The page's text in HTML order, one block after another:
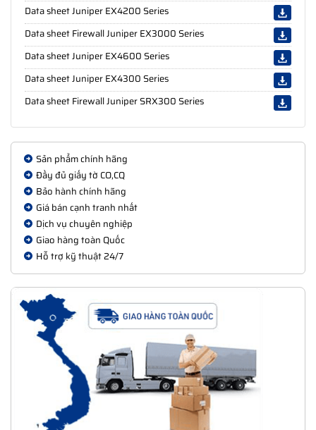
Max Operating
Temperature
149 °F
Humidity Range
Operating
0 - 95% (non-condensing)
Dimensions & Weight
Width
17.5 in
Depth
9.4 in
Height
Weight
Data sheet Juniper EX4200 Series
Data sheet Firewall Juniper EX3000 Series
Data sheet Juniper EX4600 Series
Data sheet Juniper EX4300 Series
Data sheet Firewall Juniper SRX300 Series
Sản phẩm chính hãng
Đầy đủ giấy tờ CO,CQ
Bảo hành chính hãng
Giá bán cạnh tranh nhất
Dịch vụ chuyên nghiệp
Giao hàng toàn Quốc
Hỗ trợ kỹ thuật 24/7